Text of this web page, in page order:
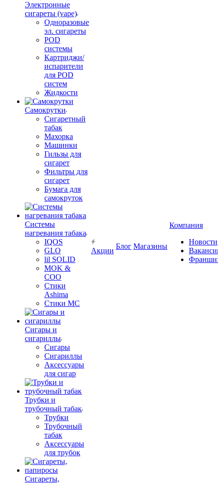
Электронные
сигареты (vape)
Одноразовые
эл. сигареты
POD
системы
Картриджи/
испарители
для POD
систем
Жидкости
Самокрутки
Сигаретный
табак
Махорка
Машинки
Гильзы для
сигарет
Фильтры для
сигарет
Бумага для
самокруток
Системы
нагревания табака
IQOS
GLO
lil SOLID
MOK &
COO
Стики
Ashima
Стики MC
Сигары и
сигариллы
Сигары
Сигариллы
Аксессуары
для сигар
Трубки и
трубочный табак
Трубки
Трубочный
табак
Аксессуары
для трубок
Сигареты,
Акции
Блог Магазины
Компания
Новости